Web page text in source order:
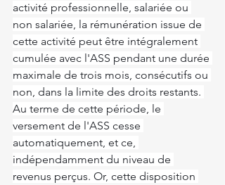
activité professionnelle, salariée ou
non salariée, la rémunération issue de
cette activité peut être intégralement
cumulée avec l'ASS pendant une durée
maximale de trois mois, consécutifs ou
non, dans la limite des droits restants.
Au terme de cette période, le
versement de l'ASS cesse
automatiquement, et ce,
indépendamment du niveau de
revenus perçus. Or, cette disposition